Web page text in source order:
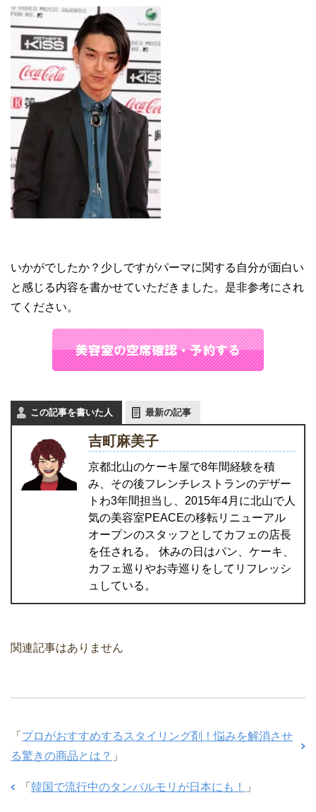
いかがでしたか？少しですがパーマに関する自分が面白い
と感じる内容を書かせていただきました。是非参考にされ
てください。
この記事を書いた人 最新の記事
吉町麻美子
京都北山のケーキ屋で8年間経験を積
み、その後フレンチレストランのデザー
トわ3年間担当し、2015年4月に北山で人
気の美容室PEACEの移転リニューアル
オープンのスタッフとしてカフェの店長
を任される。 休みの日はパン、ケーキ、
カフェ巡りやお寺巡りをしてリフレッシ
ュしている。
関連記事はありません
「 プロがおすすめするスタイリング剤！悩みを解消させ
る驚きの商品とは？ 」
「 韓国で流行中のタンバルモリが日本にも！ 」